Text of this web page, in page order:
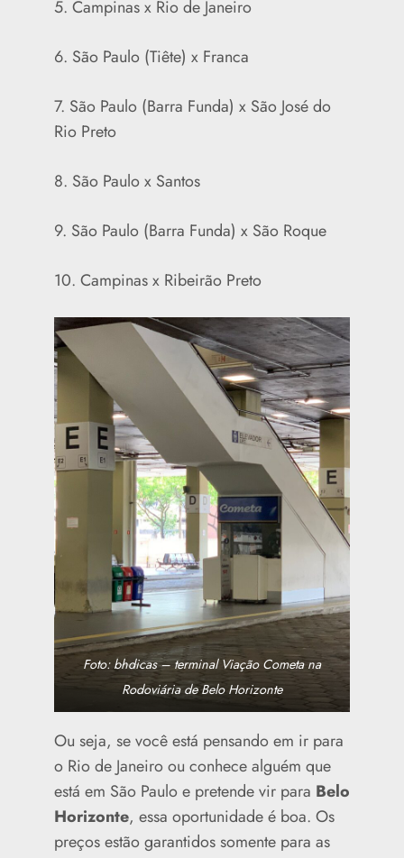
5. Campinas x Rio de Janeiro
6. São Paulo (Tiête) x Franca
7. São Paulo (Barra Funda) x São José do
Rio Preto
8. São Paulo x Santos
9. São Paulo (Barra Funda) x São Roque
10. Campinas x Ribeirão Preto
Foto: bhdicas – terminal Viação Cometa na
Rodoviária de Belo Horizonte
Ou seja, se você está pensando em ir para
o Rio de Janeiro ou conhece alguém que
está em São Paulo e pretende vir para Belo
Horizonte, essa oportunidade é boa. Os
preços estão garantidos somente para as